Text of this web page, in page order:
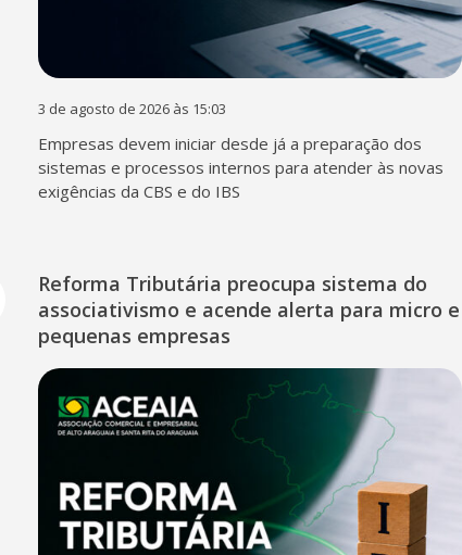
3 de agosto de 2026 às 15:03
Empresas devem iniciar desde já a preparação dos
sistemas e processos internos para atender às novas
exigências da CBS e do IBS
Reforma Tributária preocupa sistema do
associativismo e acende alerta para micro e
pequenas empresas